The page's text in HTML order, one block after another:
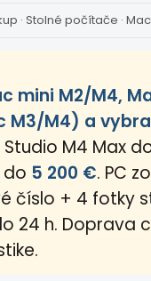
· Stolné počítače · Mac
mini M2/M4,
M3/M4) a
Studio M4 Max
do 5 200 €. PC
číslo + 4 fotky
24 h. Doprava